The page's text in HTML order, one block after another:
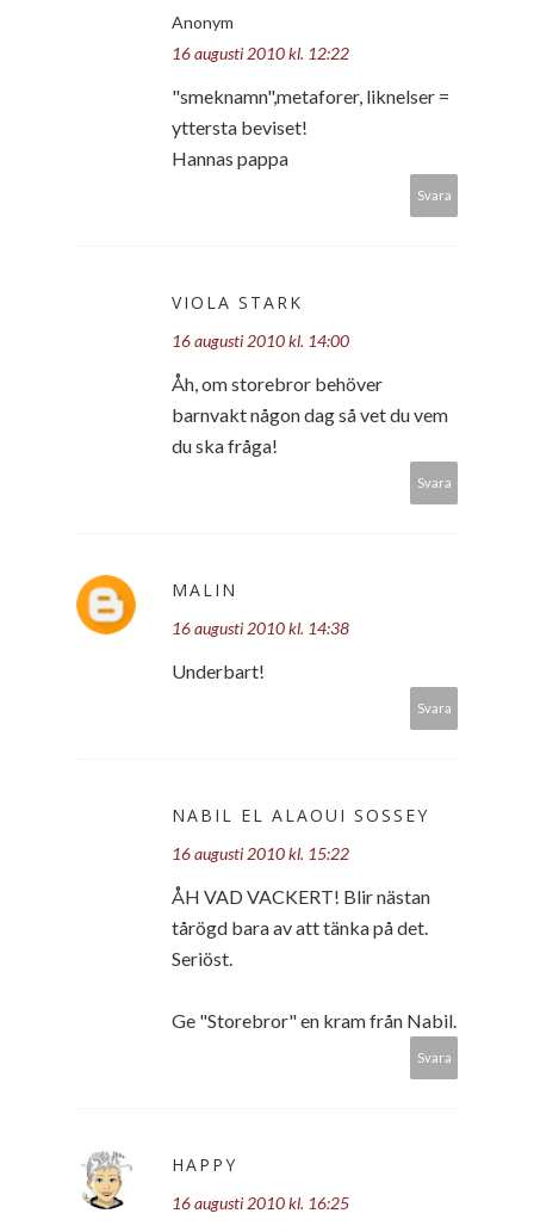
Anonym
16 augusti 2010 kl. 12:22
"smeknamn",metaforer, liknelser =
yttersta beviset!
Hannas pappa
Svara
VIOLA STARK
16 augusti 2010 kl. 14:00
Åh, om storebror behöver
barnvakt någon dag så vet du vem
du ska fråga!
Svara
MALIN
16 augusti 2010 kl. 14:38
Underbart!
Svara
NABIL EL ALAOUI SOSSEY
16 augusti 2010 kl. 15:22
ÅH VAD VACKERT! Blir nästan
tårögd bara av att tänka på det.
Seriöst.
Ge "Storebror" en kram från Nabil.
Svara
HAPPY
16 augusti 2010 kl. 16:25